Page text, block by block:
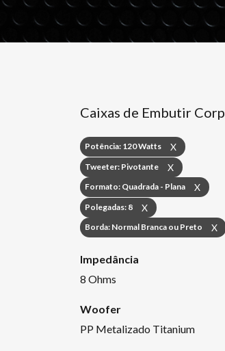
Caixas de Embutir Corp
Potência: 120 Watts X
Tweeter: Pivotante X
Formato: Quadrada - Plana X
Polegadas: 8 X
Borda: Normal Branca ou Preto X
Impedância
8 Ohms
Woofer
PP Metalizado Titanium